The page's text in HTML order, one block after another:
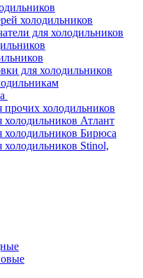
холодильников
для холодильников
для холодильников
прочих холодильников
холодильников Атлант
холодильников Бирюса
холодильников Stinol,